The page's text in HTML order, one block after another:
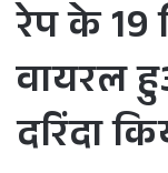
रेप के 19
वायरल
दरिंदा